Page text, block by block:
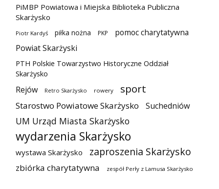
PiMBP Powiatowa i Miejska Biblioteka Publiczna
Skarżysko
Piotr Kardyś piłka nożna PKP
pomoc charytatywna
Powiat Skarżyski
PTH Polskie Towarzystwo Historyczne Oddział
Skarżysko
Rejów Retro Skarżysko rowery sport
Starostwo Powiatowe Skarżysko Suchedniów
UM Urząd Miasta Skarżysko
wydarzenia Skarżysko
wystawa Skarżysko zaproszenia Skarżysko
zbiórka charytatywna zespół Perły z Lamusa Skarżysko